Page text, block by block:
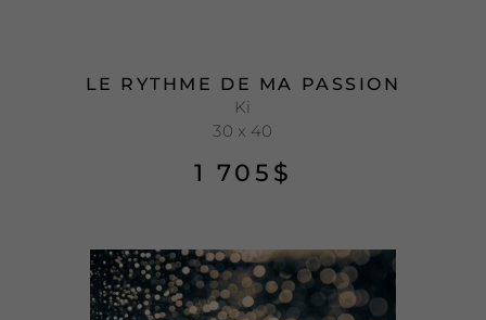
LE RYTHME DE MA PASSION
Ki
30 x 40
1 705 $